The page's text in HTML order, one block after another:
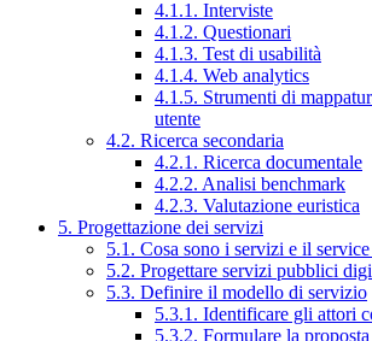
4.1.1. Interviste
4.1.2. Questionari
4.1.3. Test di usabilità
4.1.4. Web analytics
4.1.5. Strumenti di
utente
4.2. Ricerca secondaria
4.2.1. Ricerca documentale
4.2.2. Analisi benchmark
4.2.3. Valutazione euristica
5. Progettazione dei servizi
5.1. Cosa sono i servizi e il
5.2. Progettare servizi pubblici
5.3. Definire il modello di servizio
5.3.1. Identificare gli attori
5.3.2. Formulare la